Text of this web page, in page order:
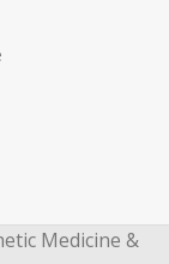
Medicine &